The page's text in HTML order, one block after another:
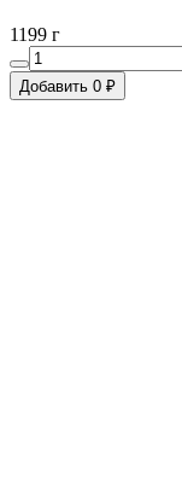
1199 г
Добавить 0 ₽